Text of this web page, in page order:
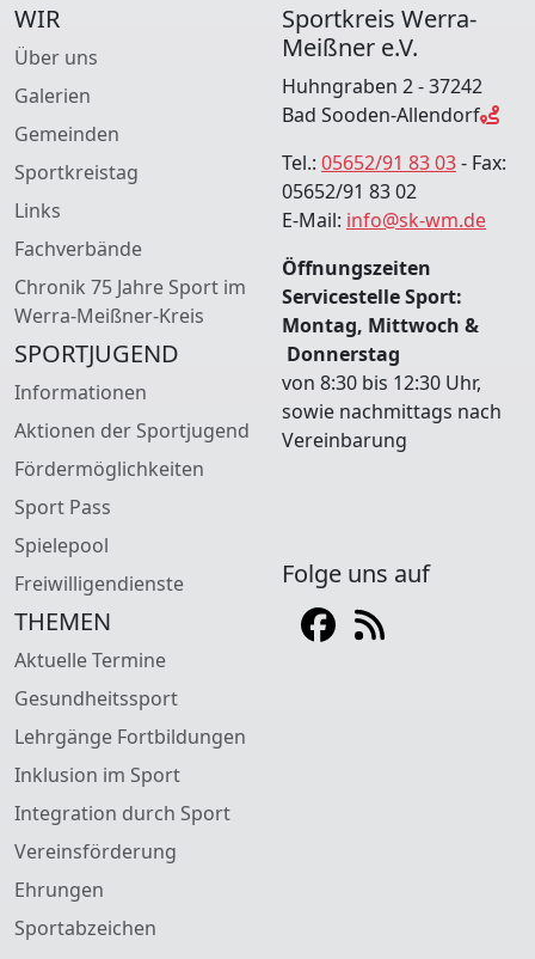
WIR
Über uns
Galerien
Gemeinden
Sportkreistag
Links
Fachverbände
Chronik 75 Jahre Sport im
Werra-Meißner-Kreis
SPORTJUGEND
Informationen
Aktionen der Sportjugend
Fördermöglichkeiten
Sport Pass
Spielepool
Freiwilligendienste
THEMEN
Aktuelle Termine
Gesundheitssport
Lehrgänge Fortbildungen
Inklusion im Sport
Integration durch Sport
Vereinsförderung
Ehrungen
Sportabzeichen
Sportkreis Werra-
Meißner e.V.
Huhngraben 2 - 37242
Bad Sooden-Allendorf
Tel.: 05652/91 83 03- Fax:
05652/91 83 02
E-Mail: info@sk-wm.de
Öffnungszeiten
Servicestelle Sport:
Montag, Mittwoch &
Donnerstag
von 8:30 bis 12:30 Uhr,
sowie nachmittags nach
Vereinbarung
Folge uns auf